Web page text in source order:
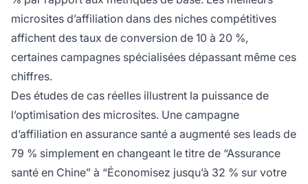
microsites d’affiliation dans des niches compétitives
affichent des taux de conversion de 10 à 20 %,
certaines campagnes spécialisées dépassant même ces
chiffres.
Des études de cas réelles illustrent la puissance de
l’optimisation des microsites. Une campagne
d’affiliation en assurance santé a augmenté ses leads de
79 % simplement en changeant le titre de “Assurance
santé en Chine” à “Économisez jusqu’à 32 % sur votre